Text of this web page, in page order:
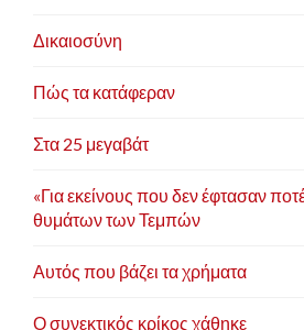
Δικαιοσύνη
Πώς τα κατάφεραν
Στα 25 μεγαβάτ
«Για εκείνους που δεν έφτασαν
θυμάτων των Τεμπών
Αυτός που βάζει τα χρήματα
Ο συνεκτικός κρίκος χάθηκε